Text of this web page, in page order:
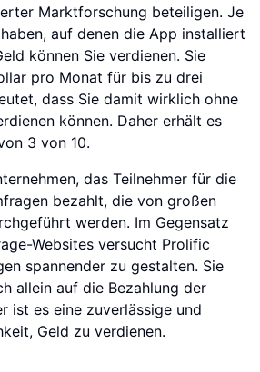
Marktforschung beteiligen. Je
auf denen die App installiert
können Sie verdienen. Sie
pro Monat für bis zu drei
dass Sie damit wirklich ohne
können. Daher erhält es
3 von 10.
das Teilnehmer für die
bezahlt, die von großen
werden. Im Gegensatz
Websites versucht Prolific
spannender zu gestalten. Sie
allein auf die Bezahlung der
ist es eine zuverlässige und
Geld zu verdienen.